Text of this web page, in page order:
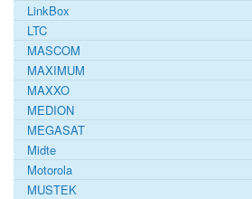
LinkBox
LTC
MASCOM
MAXIMUM
MAXXO
MEDION
MEGASAT
Midte
Motorola
MUSTEK